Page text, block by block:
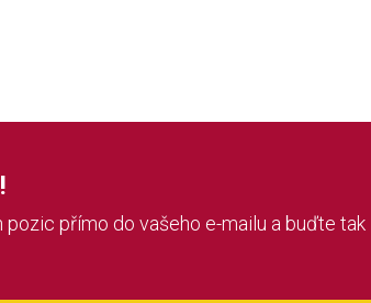
přímo do vašeho e-mailu a buďte tak